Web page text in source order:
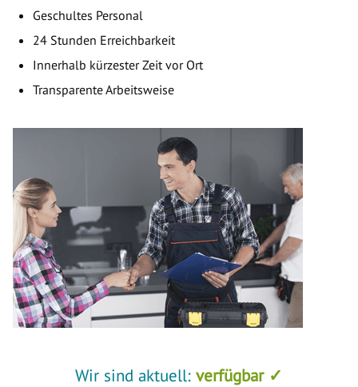
Geschultes Personal
24 Stunden Erreichbarkeit
Innerhalb kürzester Zeit vor Ort
Transparente Arbeitsweise
Wir sind aktuell: verfügbar ✓